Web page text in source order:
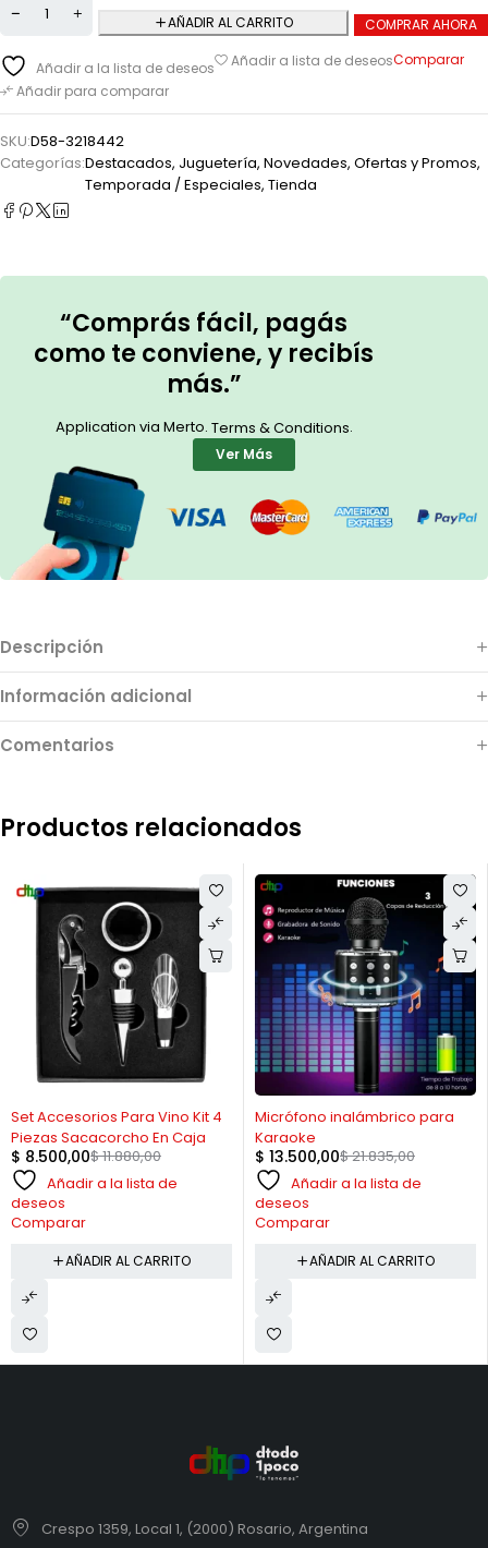
AÑADIR AL CARRITO COMPRAR AHORA
Añadir a la lista de deseos Añadir a lista de deseosComparar
Añadir para comparar
SKU:D58-3218442
Categorías:Destacados, Juguetería, Novedades, Ofertas y Promos,
Temporada / Especiales, Tienda
“Comprás fácil, pagás
como te conviene, y recibís
más.”
Application via Merto. Terms & Conditions.
Ver Más
Descripción
Información adicional
Comentarios
Productos relacionados
Set Accesorios Para Vino Kit 4
Piezas Sacacorcho En Caja
$11.880,00
$ 8.500,00
Añadir a la lista de
deseos
Comparar
AÑADIR AL CARRITO
-38%
Micrófono inalámbrico para
Karaoke
$21.835,00
$ 13.500,00
Añadir a la lista de
deseos
Comparar
AÑADIR AL CARRITO
Crespo 1359, Local 1, (2000) Rosario, Argentina